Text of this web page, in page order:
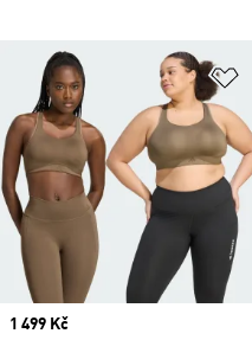
Price
1 499 Kč